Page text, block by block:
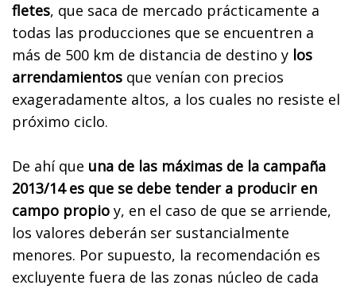
fletes, que saca de mercado prácticamente a
todas las producciones que se encuentren a
más de 500 km de distancia de destino y los
arrendamientos que venían con precios
exageradamente altos, a los cuales no resiste el
próximo ciclo.
De ahí que una de las máximas de la campaña
2013/14 es que se debe tender a producir en
campo propio y, en el caso de que se arriende,
los valores deberán ser sustancialmente
menores. Por supuesto, la recomendación es
excluyente fuera de las zonas núcleo de cada